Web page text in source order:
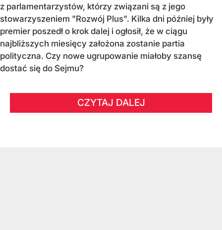
z parlamentarzystów, którzy związani są z jego
stowarzyszeniem "Rozwój Plus". Kilka dni później były
premier poszedł o krok dalej i ogłosił, że w ciągu
najbliższych miesięcy założona zostanie partia
polityczna. Czy nowe ugrupowanie miałoby szansę
dostać się do Sejmu?
CZYTAJ DALEJ